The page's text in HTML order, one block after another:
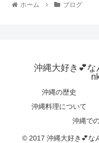
ホーム ブログ
沖縄大好き💕な
沖縄の歴史
沖縄料理について
沖縄で
© 2017 沖縄大好き💕な